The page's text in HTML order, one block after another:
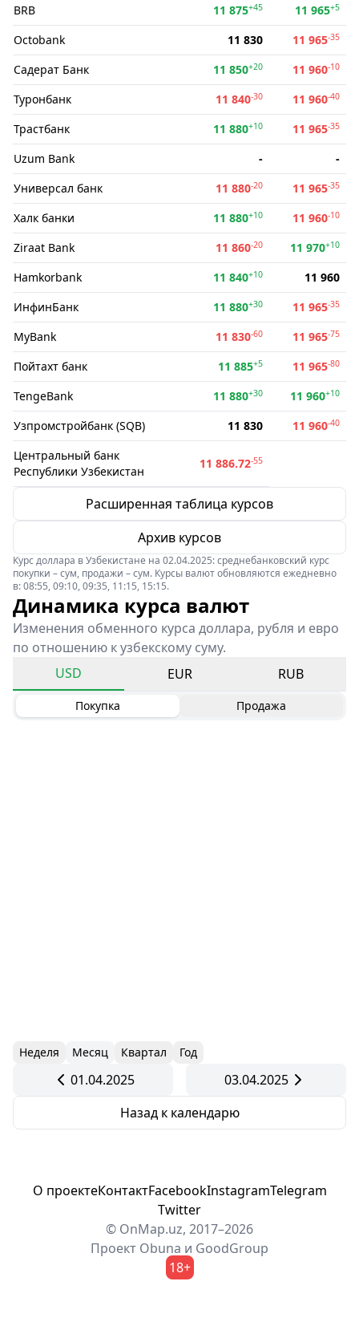
BRB 11 875+45 11 965+5
Octobank 11 830 11 965-35
Садерат Банк 11 850+20 11 960-10
Туронбанк 11 840-30 11 960-40
Трастбанк 11 880+10 11 965-35
Uzum Bank -
-
Универсал банк
11 880-20 11 965-35
Халк банки 11 880+10 11 960-10
Ziraat Bank 11 860-20 11 970+10
Hamkorbank 11 840+10
11 960
ИнфинБанк
11 880+30 11 965-35
MyBank 11 830-60 11 965-75
Пойтахт банк 11 885+5 11 965-80
TengeBank 11 880+30 11 960+10
Узпромстройбанк (SQB) 11 830 11 960-40
Центральный банк
Республики Узбекистан
11 886.72-55
Расширенная таблица курсов
Архив курсов
Курс доллара в Узбекистане на 02.04.2025: среднебанковский курс
покупки – сум, продажи – сум. Курсы валют обновляются ежедневно
в: 08:55, 09:10, 09:35, 11:15, 15:15.
Динамика курса валют
Изменения обменного курса доллара, рубля и евро
по отношению к узбекскому суму.
USD
EUR RUB
Покупка Продажа
Неделя Месяц Квартал Год
01.04.2025
03.04.2025
Назад к календарю
О проектеКонтактFacebookInstagramTelegram
Twitter
© OnMap.uz, 2017–2026
Проект Obuna и GoodGroup
18+